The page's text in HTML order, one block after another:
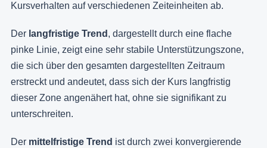
Kursverhalten auf verschiedenen Zeiteinheiten ab.
Der langfristige Trend , dargestellt durch eine flache
pinke Linie, zeigt eine sehr stabile Unterstützungszone,
die sich über den gesamten dargestellten Zeitraum
erstreckt und andeutet, dass sich der Kurs langfristig
dieser Zone angenähert hat, ohne sie signifikant zu
unterschreiten.
Der mittelfristige Trend ist durch zwei konvergierende